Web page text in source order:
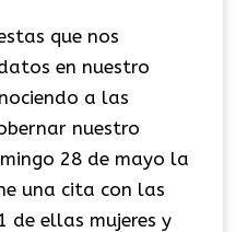
que nos
en nuestro
a las
nuestro
28 de mayo la
una cita con las
de ellas mujeres y